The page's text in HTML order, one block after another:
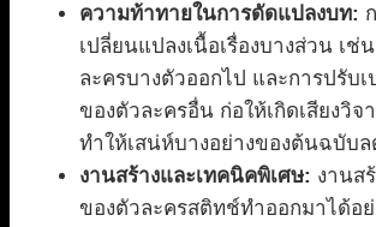
ความท้าทายในการดัดแปลงบท:
เปลี่ยนแปลงเนื้อเรื่องบางส่วน เช่
ละครบางตัวออกไป และการปรับ
ของตัวละครอื่น ก่อให้เกิดเสียงวิจ
ทำให้เสน่ห์บางอย่างของต้นฉบับล
งานสร้างและเทคนิคพิเศษ: งานส
ของตัวละครสติทช์ทำออกมาได้อ